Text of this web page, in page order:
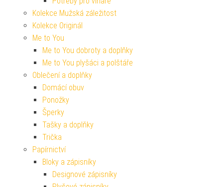
Kolekce Mužská záležitost
Kolekce Originál
Me to You
Me to You dobroty a doplňky
Me to You plyšáci a polštáře
Oblečení a doplňky
Domácí obuv
Ponožky
Šperky
Tašky a doplňky
Trička
Papírnictví
Bloky a zápisníky
Designové zápisníky